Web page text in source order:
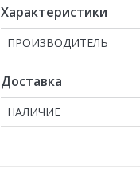
Характеристики
ПРОИЗВОДИТЕЛЬ
Доставка
НАЛИЧИЕ